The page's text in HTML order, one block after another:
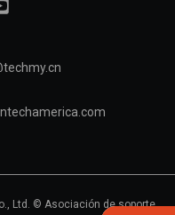
Ltd. © Asociación de soporte